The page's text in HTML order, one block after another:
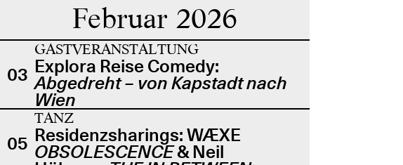
Februar 2026
03
GASTVERANSTALTUNG
Explora Reise Comedy:
Abgedreht – von Kapstadt nach
Wien
05
TANZ
Residenzsharings: WÆXE
OBSOLESCENCE& Neil